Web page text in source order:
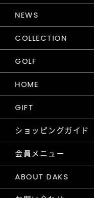
NEWS
COLLECTION
GOLF
HOME
GIFT
ショッピングガイド
会員メニュー
ABOUT DAKS